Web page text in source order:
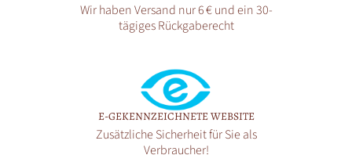
Wir haben Versand nur 6 € und ein 30-
tägiges Rückgaberecht
E-GEKENNZEICHNETE WEBSITE
Zusätzliche Sicherheit für Sie als
Verbraucher!